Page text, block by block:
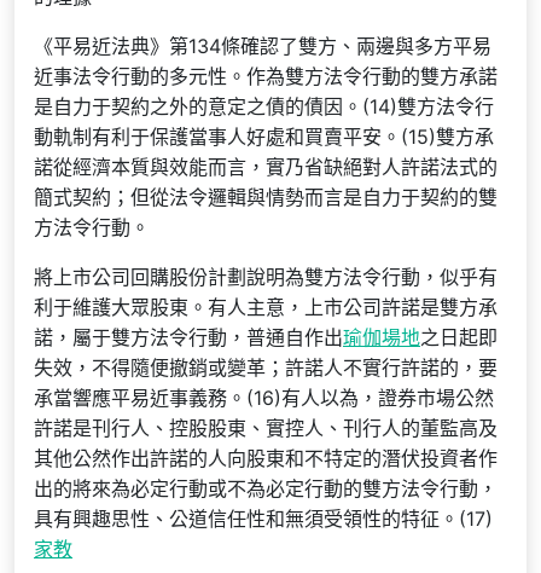
《平易近法典》第134條確認了雙方、兩邊與多方平易
近事法令行動的多元性。作為雙方法令行動的雙方承諾
是自力于契約之外的意定之債的債因。(14)雙方法令行
動軌制有利于保護當事人好處和買賣平安。(15)雙方承
諾從經濟本質與效能而言，實乃省缺絕對人許諾法式的
簡式契約；但從法令邏輯與情勢而言是自力于契約的雙
方法令行動。
將上市公司回購股份計劃說明為雙方法令行動，似乎有
利于維護大眾股東。有人主意，上市公司許諾是雙方承
諾，屬于雙方法令行動，普通自作出瑜伽場地之日起即
失效，不得隨便撤銷或變革；許諾人不實行許諾的，要
承當響應平易近事義務。(16)有人以為，證券市場公然
許諾是刊行人、控股股東、實控人、刊行人的董監高及
其他公然作出許諾的人向股東和不特定的潛伏投資者作
出的將來為必定行動或不為必定行動的雙方法令行動，
具有興趣思性、公道信任性和無須受領性的特征。(17)
家教